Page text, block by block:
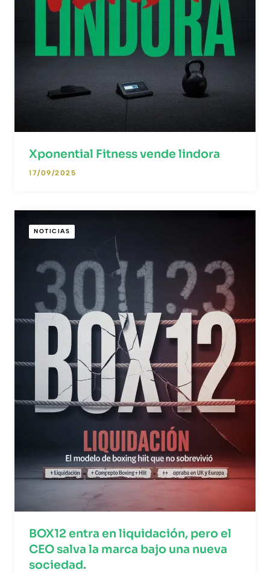
Xponential Fitness vende lindora
17/09/2025
NOTICIAS
BOX12 entra en liquidación, pero el
CEO salva la marca bajo una nueva
sociedad.